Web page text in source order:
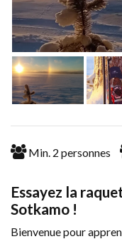
Min. 2 personnes
Essayez la
Sotkamo !
Bienvenue pour